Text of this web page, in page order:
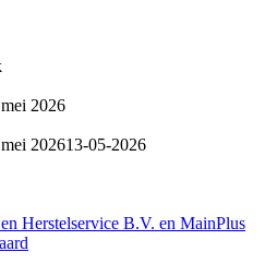
2026
202613-05-2026
Herstelservice B.V. en MainPlus